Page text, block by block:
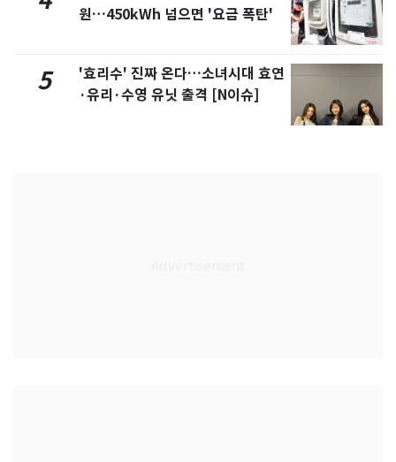
원…450kWh 넘으면 '요금 폭탄'
5
'효리수' 진짜 온다…소녀시대 효연
·유리·수영 유닛 출격 [N이슈]